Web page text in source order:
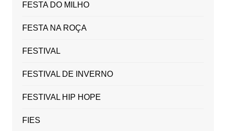
FESTA DO MILHO
FESTA NA ROÇA
FESTIVAL
FESTIVAL DE INVERNO
FESTIVAL HIP HOPE
FIES